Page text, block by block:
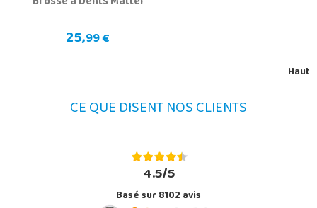
25,99 €
Haut
CE QUE DISENT NOS CLIENTS
4.5/5
Basé sur 8102 avis